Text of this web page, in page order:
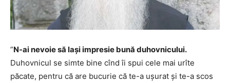
”N-ai nevoie să lași impresie bună duhovnicului.
Duhovnicul se simte bine cînd îi spui cele mai urîte
păcate, pentru că are bucurie că te-a ușurat și te-a scos